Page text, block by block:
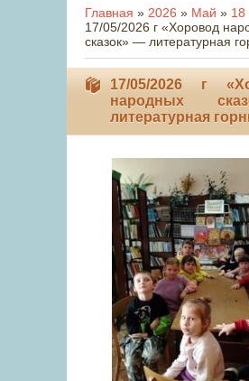
Главная » 2026 » Май » 18
17/05/2026 г «Хоровод
сказок» — литературная
17/05/2026 г
народных
литературная